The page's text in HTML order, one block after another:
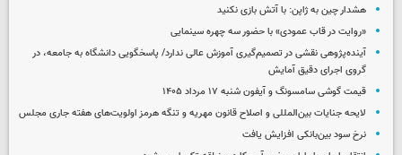
هشدار چین به ژاپن: با آتش بازی نکنید
«روایت در قاب عمودی» با حضور سه چهره سینمایی
آینده‌پژوهی نقشی در تصمیم‌گیری آموزش عالی ندارد/ پاسخگویی دانشگاه به جامعه، در
گروی اجرای دقیق آمایش
قیمت گوشی سامسونگ و آیفون شنبه ۱۷ مرداد ۱۴۰۵
لایحه جنایات بین‌المللی و اصلاح قانون مهریه و تنگه هرمز اولویت‌های هفته جاری مجلس
نرخ سود بین‌بانکی افزایش یافت